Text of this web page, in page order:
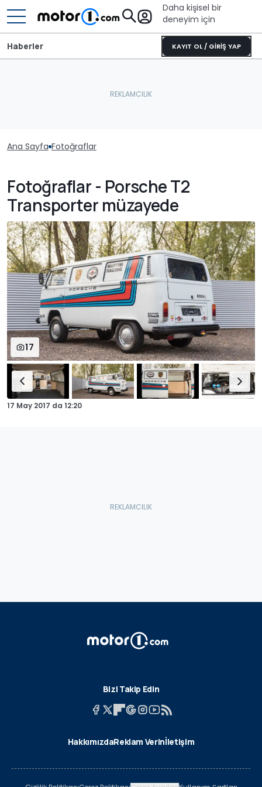
Daha kişisel bir
deneyim için
KAYIT OL / GİRİŞ YAP
Haberler
Ana Sayfa Fotoğraflar
Fotoğraflar - Porsche T2
Transporter müzayede
17
17 May 2017 da 12:20
Bizi Takip Edin
HakkımızdaReklam Verinİletişim